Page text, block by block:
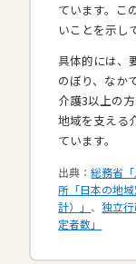
ています。こ
いことを示し
具体的には、
のぼり、なか
介護3以上の
地域を支える
ています。​
出典：総務省「
所「日本の地
計）」 、独立
定者数」